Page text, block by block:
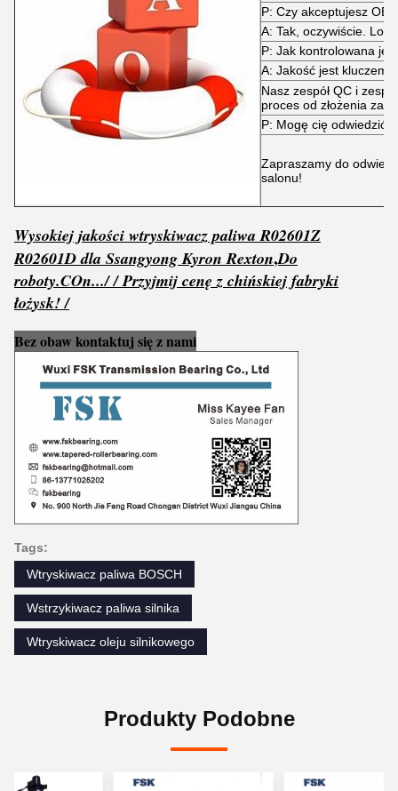
P: Czy akceptujesz
A: Tak, oczywiście.
P: Jak kontrolowana
A: Jakość jest kluczem!
Nasz zespół QC i
proces od złożenia
P: Mogę cię odwiedzić?
Zapraszamy do
salonu!
Wysokiej jakości wtryskiwacz paliwa R02601Z
R02601D dla Ssangyong Kyron Rexton,Do
roboty.COn.../ / Przyjmij cenę z chińskiej fabryki
łożysk! /
Bez obaw kontaktuj się z nami
Tags:
Wtryskiwacz paliwa BOSCH
Wstrzykiwacz paliwa silnika
Wtryskiwacz oleju silnikowego
Produkty Podobne